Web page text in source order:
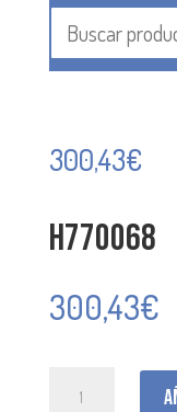
300,43€
H770068
300,43€